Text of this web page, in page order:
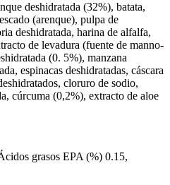
deshidratada (32%), batata,
(arenque), pulpa de
deshidratada, harina de alfalfa,
de levadura (fuente de manno-
(0. 5%), manzana
espinacas deshidratadas, cáscara
cloruro de sodio,
cúrcuma (0,2%), extracto de aloe
grasos EPA (%) 0.15,